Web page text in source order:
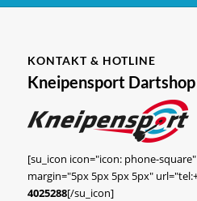
KONTAKT & HOTLINE
Kneipensport Dartshop
[su_icon icon="icon: phone-
margin="5px 5px 5px 5px"
4025288[/su_icon]